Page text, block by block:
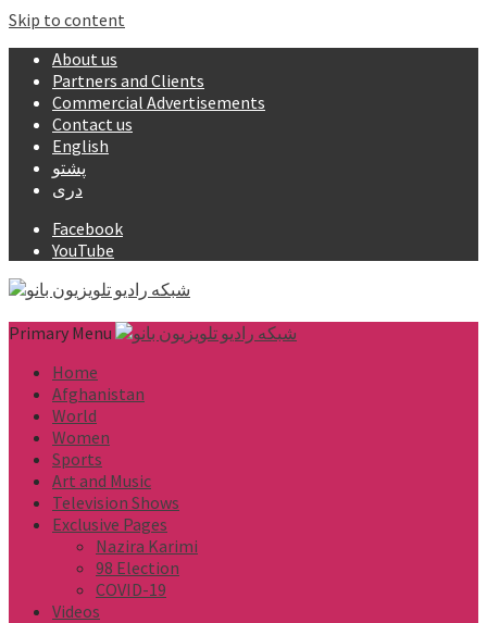
Skip to content
About us
Partners and Clients
Commercial Advertisements
Contact us
English
پشتو
دری
Facebook
YouTube
Primary Menu
Home
Afghanistan
World
Women
Sports
Art and Music
Television Shows
Exclusive Pages
Nazira Karimi
98 Election
COVID-19
Videos